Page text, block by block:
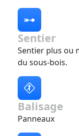
Sentier
Sentier plus ou
du sous-bois.
Balisage
Panneaux